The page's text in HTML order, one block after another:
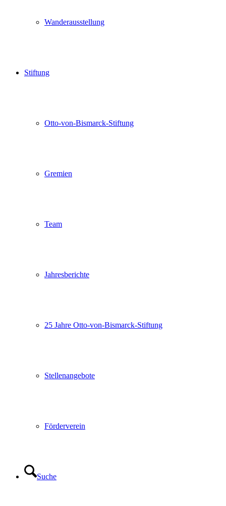
Wanderausstellung
Stiftung
Otto-von-Bismarck-Stiftung
Gremien
Team
Jahresberichte
25 Jahre Otto-von-Bismarck-Stiftung
Stellenangebote
Förderverein
Suche